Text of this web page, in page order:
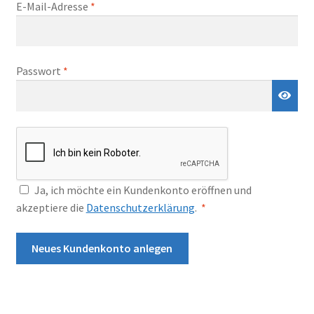
iE-Mail-Adresse *Erforderlich
Passwort *Erforderlich
Ja, ich möchte ein Kundenkonto eröffnen und
akzeptiere die Datenschutzerklärung. *Erforderlich
Neues Kundenkonto anlegen